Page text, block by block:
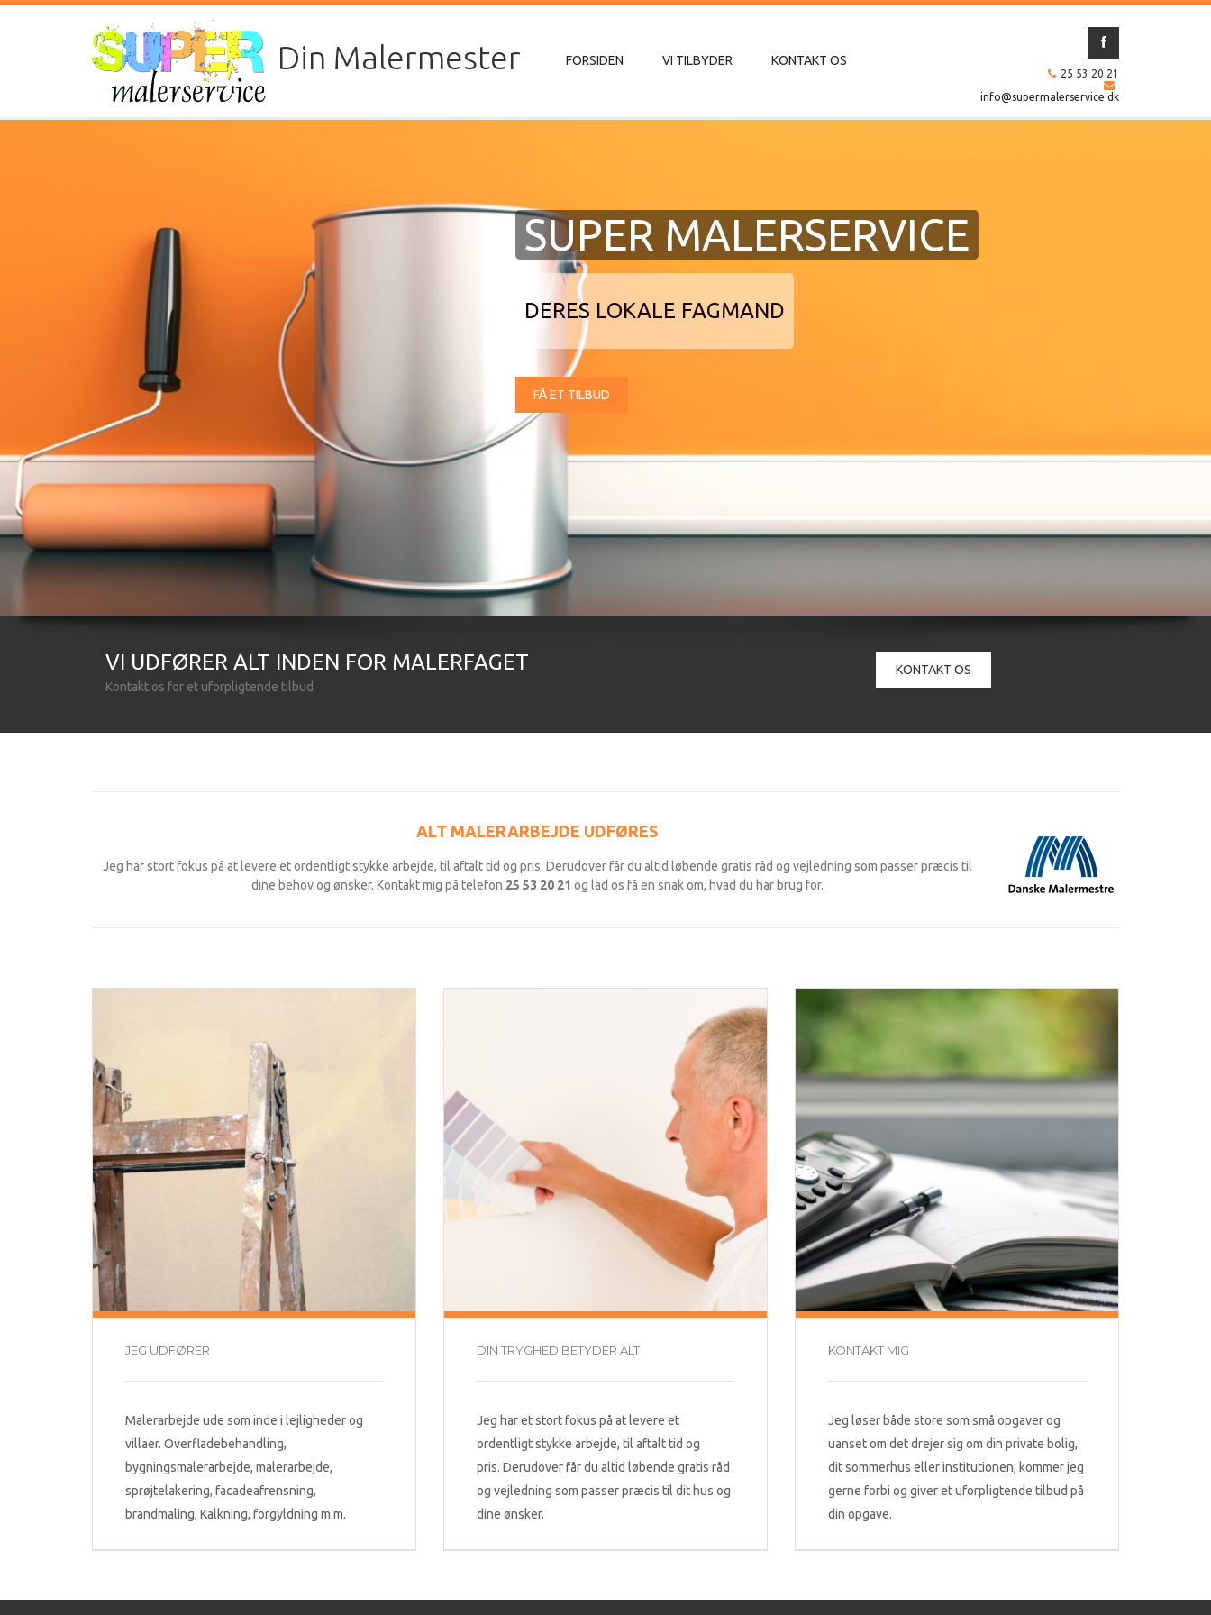
Din Malermester
25 53 20 21
info@supermalerservice.dk
FORSIDEN VI TILBYDER KONTAKT OS
SUPER MALERSERVICE
DERES LOKALE FAGMAND
FÅ ET TILBUD
VI UDFØRER ALT INDEN FOR MALERFAGET
Kontakt os for et uforpligtende tilbud
KONTAKT OS
ALT MALERARBEJDE UDFØRES
Jeg har stort fokus på at levere et ordentligt stykke arbejde, til aftalt tid og pris. Derudover får du altid løbende gratis råd og vejledning som passer præcis til
dine behov og ønsker. Kontakt mig på telefon 25 53 20 21 og lad os få en snak om, hvad du har brug for.
JEG UDFØRER
Malerarbejde ude som inde i lejligheder og
villaer. Overfladebehandling,
bygningsmalerarbejde, malerarbejde,
sprøjtelakering, facadeafrensning,
brandmaling, Kalkning, forgyldning m.m.
DIN TRYGHED BETYDER ALT
Jeg har et stort fokus på at levere et
ordentligt stykke arbejde, til aftalt tid og
pris. Derudover får du altid løbende gratis råd
og vejledning som passer præcis til dit hus og
dine ønsker.
KONTAKT MIG
Jeg løser både store som små opgaver og
uanset om det drejer sig om din private bolig,
dit sommerhus eller institutionen, kommer jeg
gerne forbi og giver et uforpligtende tilbud på
din opgave.